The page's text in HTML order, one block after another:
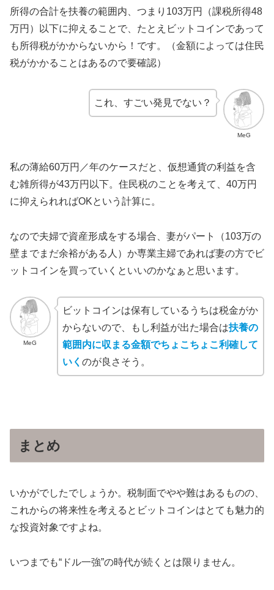
所得の合計を扶養の範囲内、つまり103万円（課税所得48
万円）以下に抑えることで、たとえビットコインであって
も所得税がかからないから！です。（金額によっては住民
税がかかることはあるので要確認）
MeG
これ、すごい発見でない？
私の薄給60万円／年のケースだと、仮想通貨の利益を含
む雑所得が43万円以下。住民税のことを考えて、40万円
に抑えられればOKという計算に。
なので夫婦で資産形成をする場合、妻がパート（103万の
壁までまだ余裕がある人）か専業主婦であれば妻の方でビ
ットコインを買っていくといいのかなぁと思います。
MeG
ビットコインは保有しているうちは税金がか
からないので、もし利益が出た場合は扶養の
範囲内に収まる金額でちょこちょこ利確して
いく のが良さそう。
まとめ
いかがでしたでしょうか。税制面でやや難はあるものの、
これからの将来性を考えると ビットコインはとても魅力的
な投資対象ですよね。
いつまでも“ ドル一強”の時代が続くとは限りません。